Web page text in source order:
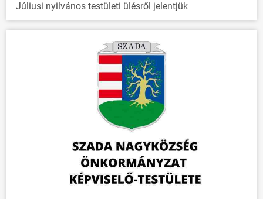
Júliusi nyilvános testületi ülésről jelentjük